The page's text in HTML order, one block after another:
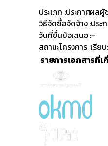
ประเภท :ประกาศผลผู้
วิธีจัดซื้อจัดจ้าง :ประ
วันที่ยื่นข้อเสนอ :-
สถานะโครงการ :เรีย
รายการเอกสารที่เ